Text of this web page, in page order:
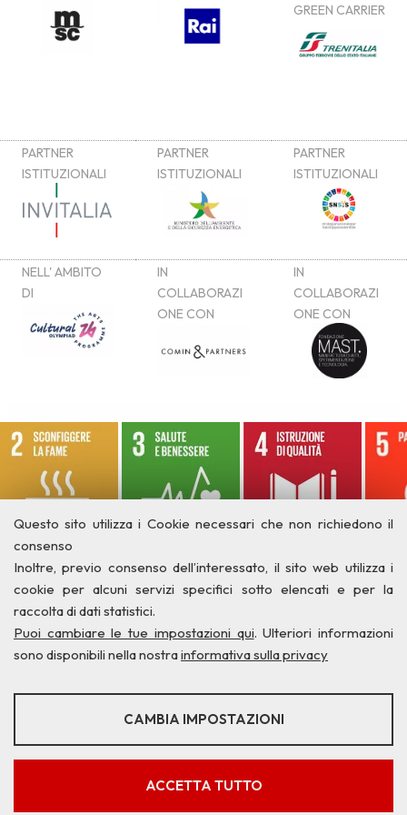
Questo sito utilizza i Cookie necessari che non richiedono il
consenso
Inoltre, previo consenso dell’interessato, il sito web utilizza i
cookie per alcuni servizi specifici sotto elencati e per la
raccolta di dati statistici.
Puoi cambiare le tue impostazioni qui. Ulteriori informazioni
sono disponibili nella nostrainformativa sulla privacy
STATISTICHE
Mostra maggiori informazioni
CAMBIA IMPOSTAZIONI
ACCETTA TUTTO